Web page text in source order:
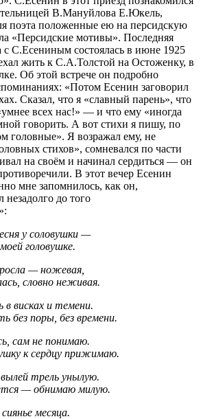
В.Мануйлова Е.Юкель,
поэта положенные ею на персидскую
«Персидские мотивы». Последняя
С.Есениным состоялась в июне 1925
жить к С.А.Толстой на Остоженку, в
Об этой встрече он подробно
«Потом Есенин заговорил
Сказал, что я «славный парень», что
всех нас!» — и что ему «иногда
говорить. А вот стихи я пишу, по
головные». Я возражал ему, не
стихов», сомневался по части
на своём и начинал сердиться — он
В этот вечер Есенин
мне запомнилось, как он,
незадолго до того
у соловушки —
головушке.
— ножевая,
словно неживая.
висках и темени.
без поры, без времени.
сам не понимаю.
к сердцу прижимаю.
вылей трель унылую.
— обнимаю милую.
месяца.